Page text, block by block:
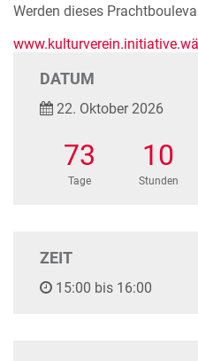
Werden dieses
DATUM
22. Oktober 2026
73
Tage
10
Stunden
ZEIT
15:00 bis 16:00